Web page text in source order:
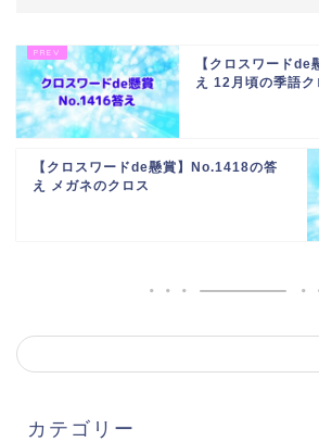
【クロスワード
え 12月頃の季語ク
【クロスワードde懸賞】No.1418の答
え メガネのクロス
カテゴリー